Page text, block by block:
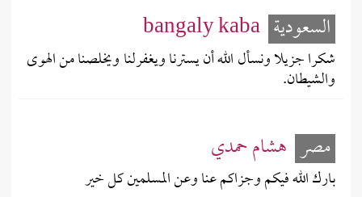
السعودية bangaly kaba
شكرا جزيلا ونسأل الله أن يسترنا ويغفرلنا ويخلصنا من الهوى
والشيطان.
مصر هشام حمدي
بارك الله فيكم وجزاكم عنا وعن المسلمين كل خير